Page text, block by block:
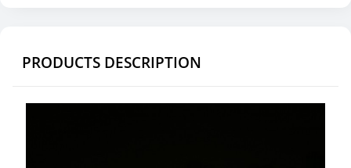
PRODUCTS DESCRIPTION